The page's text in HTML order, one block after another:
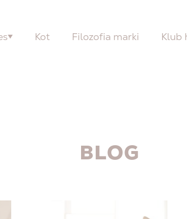
Kot Filozofia marki Klub
BLOG